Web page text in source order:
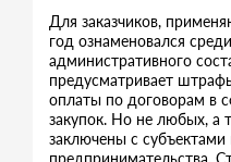
Для заказчиков,
год ознаменовался
административного
предусматривает
оплаты по договорам в
закупок. Но не любых, а
заключены с
предпринимательства.